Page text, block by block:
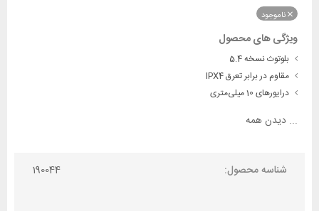
ناموجود
ویژگی های محصول
بلوتوث نسخه 5.4
مقاوم در برابر تعرق IPX4
درایورهای 10 میلی‌متری
... دیدن همه
شناسه محصول: 190044